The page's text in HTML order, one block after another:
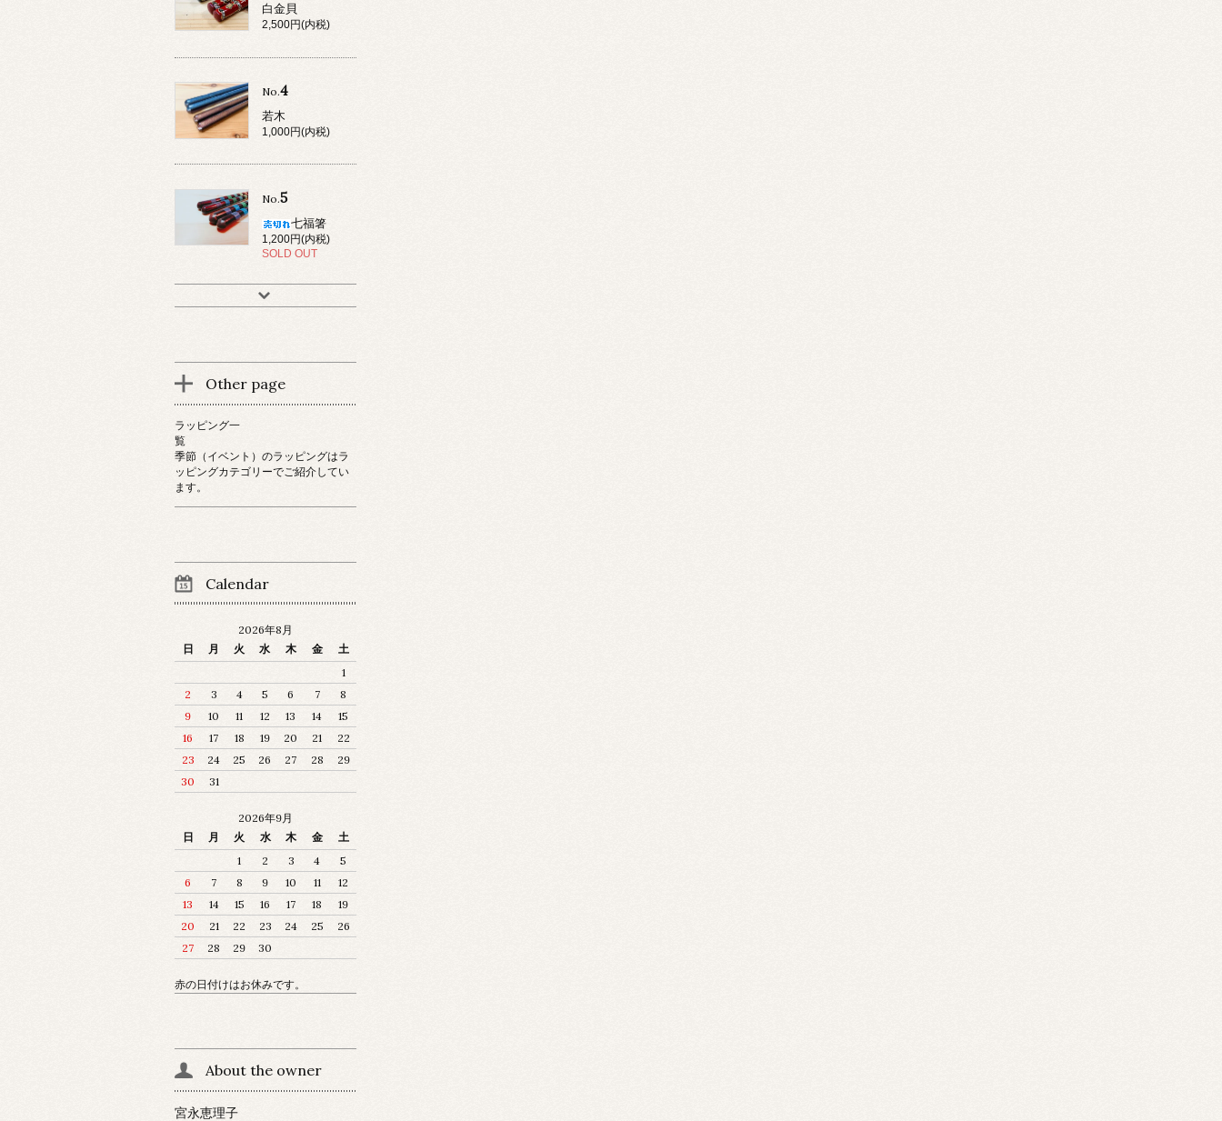
白金貝
2,500円(内税)
No.4
若木
1,000円(内税)
No.5
七福箸
1,200円(内税)
SOLD OUT
Other page
ラッピング一
覧
季節（イベント）のラッピングはラ
ッピングカテゴリーでご紹介してい
ます。
Calendar
2026年8月
日
月 火 水 木 金
土
1
2
3 4 5 6 7
8
9
10 11 12 13 14
15
16
17 18 19 20 21
22
23
24 25 26 27 28
29
30
31
2026年9月
日
月 火 水 木 金
土
1
2 3 4
5
6
7 8 9 10 11
12
13
14 15 16 17 18
19
20
21 22 23 24 25
26
27
28 29 30
赤の日付けはお休みです。
About the owner
宮永恵理子